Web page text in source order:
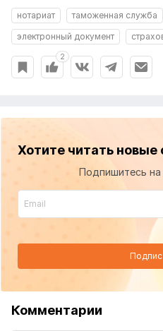
нотариат таможенная служба
электронный документ
2
Хотите читать новые
Подпишитесь на
Комментарии